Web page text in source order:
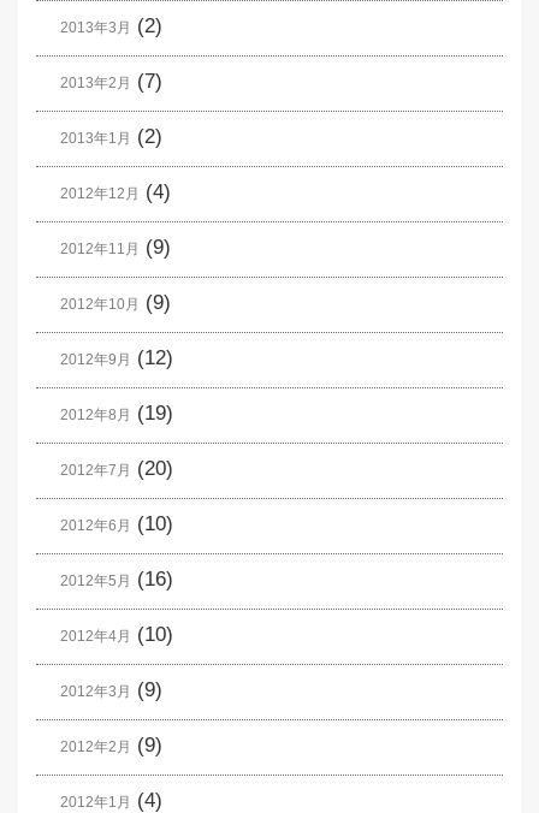
2013年3月 (2)
2013年2月 (7)
2013年1月 (2)
2012年12月 (4)
2012年11月 (9)
2012年10月 (9)
2012年9月 (12)
2012年8月 (19)
2012年7月 (20)
2012年6月 (10)
2012年5月 (16)
2012年4月 (10)
2012年3月 (9)
2012年2月 (9)
2012年1月 (4)